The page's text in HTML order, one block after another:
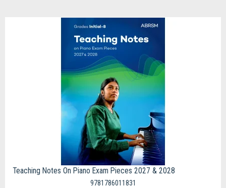
Teaching Notes On Piano Exam Pieces 2027 & 2028
9781786011831